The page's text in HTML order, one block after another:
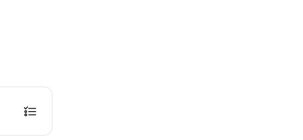
통해 머천트에 문의하세요. 계정 > 예약 > eSIM 예약 > 오른쪽 상단 머천트 문의